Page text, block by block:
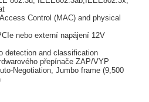
Control (MAC) and physical
nebo externí napájení 12V
detection and classification
přepínače ZAP/VYP
Negotiation, Jumbo frame (9,500